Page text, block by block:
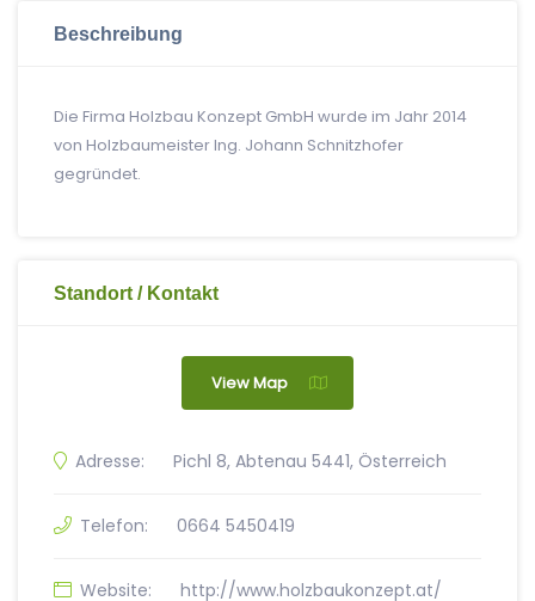
Beschreibung
Die Firma Holzbau Konzept GmbH wurde im Jahr 2014
von Holzbaumeister Ing. Johann Schnitzhofer
gegründet.
Standort / Kontakt
View Map
Adresse: Pichl 8, Abtenau 5441, Österreich
Telefon: 0664 5450419
Website: http://www.holzbaukonzept.at/